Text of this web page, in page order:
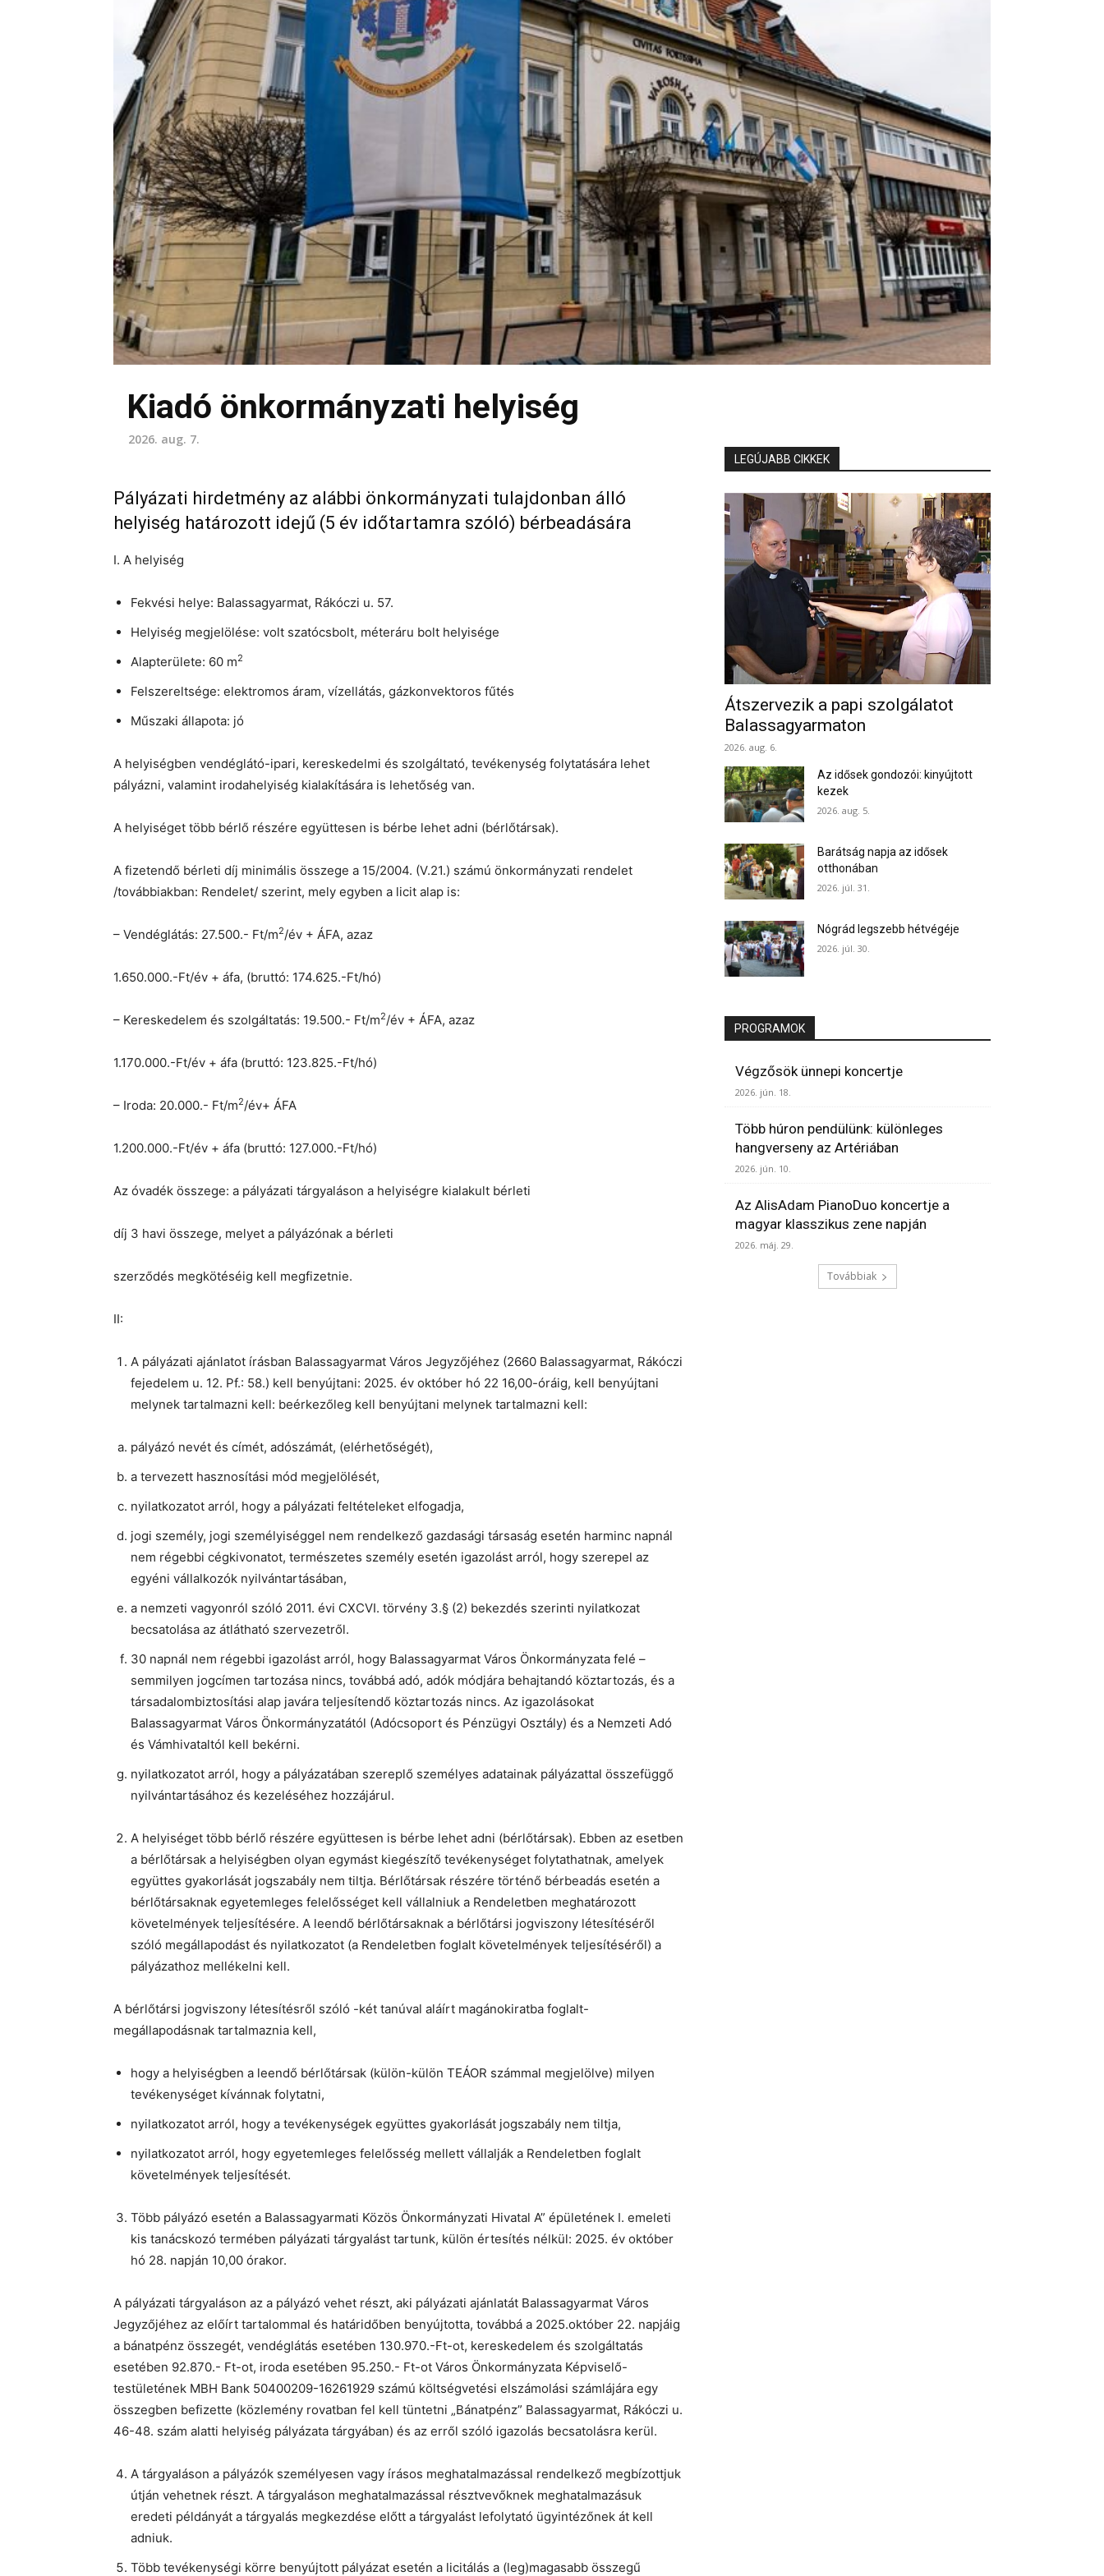
Kiadó önkormányzati helyiség
2026. aug. 7.
Pályázati hirdetmény az alábbi önkormányzati tulajdonban álló
helyiség határozott idejű (5 év időtartamra szóló) bérbeadására
I. A helyiség
Fekvési helye: Balassagyarmat, Rákóczi u. 57.
Helyiség megjelölése: volt szatócsbolt, méteráru bolt helyisége
Alapterülete: 60 m2
Felszereltsége: elektromos áram, vízellátás, gázkonvektoros fűtés
Műszaki állapota: jó
A helyiségben vendéglátó-ipari, kereskedelmi és szolgáltató, tevékenység folytatására lehet
pályázni, valamint irodahelyiség kialakítására is lehetőség van.
A helyiséget több bérlő részére együttesen is bérbe lehet adni (bérlőtársak).
A fizetendő bérleti díj minimális összege a 15/2004. (V.21.) számú önkormányzati rendelet
/továbbiakban: Rendelet/ szerint, mely egyben a licit alap is:
– Vendéglátás: 27.500.- Ft/m2/év + ÁFA, azaz
1.650.000.-Ft/év + áfa, (bruttó: 174.625.-Ft/hó)
– Kereskedelem és szolgáltatás: 19.500.- Ft/m2/év + ÁFA, azaz
1.170.000.-Ft/év + áfa (bruttó: 123.825.-Ft/hó)
– Iroda: 20.000.- Ft/m2/év+ ÁFA
1.200.000.-Ft/év + áfa (bruttó: 127.000.-Ft/hó)
Az óvadék összege: a pályázati tárgyaláson a helyiségre kialakult bérleti
díj 3 havi összege, melyet a pályázónak a bérleti
szerződés megkötéséig kell megfizetnie.
II:
A pályázati ajánlatot írásban Balassagyarmat Város Jegyzőjéhez (2660 Balassagyarmat, Rákóczi
fejedelem u. 12. Pf.: 58.) kell benyújtani: 2025. év október hó 22 16,00-óráig, kell benyújtani
melynek tartalmazni kell: beérkezőleg kell benyújtani melynek tartalmazni kell:
pályázó nevét és címét, adószámát, (elérhetőségét),
a tervezett hasznosítási mód megjelölését,
nyilatkozatot arról, hogy a pályázati feltételeket elfogadja,
jogi személy, jogi személyiséggel nem rendelkező gazdasági társaság esetén harminc napnál
nem régebbi cégkivonatot, természetes személy esetén igazolást arról, hogy szerepel az
egyéni vállalkozók nyilvántartásában,
a nemzeti vagyonról szóló 2011. évi CXCVI. törvény 3.§ (2) bekezdés szerinti nyilatkozat
becsatolása az átlátható szervezetről.
30 napnál nem régebbi igazolást arról, hogy Balassagyarmat Város Önkormányzata felé –
semmilyen jogcímen tartozása nincs, továbbá adó, adók módjára behajtandó köztartozás, és a
társadalombiztosítási alap javára teljesítendő köztartozás nincs. Az igazolásokat
Balassagyarmat Város Önkormányzatától (Adócsoport és Pénzügyi Osztály) és a Nemzeti Adó
és Vámhivataltól kell bekérni.
nyilatkozatot arról, hogy a pályázatában szereplő személyes adatainak pályázattal összefüggő
nyilvántartásához és kezeléséhez hozzájárul.
A helyiséget több bérlő részére együttesen is bérbe lehet adni (bérlőtársak). Ebben az esetben
a bérlőtársak a helyiségben olyan egymást kiegészítő tevékenységet folytathatnak, amelyek
együttes gyakorlását jogszabály nem tiltja. Bérlőtársak részére történő bérbeadás esetén a
bérlőtársaknak egyetemleges felelősséget kell vállalniuk a Rendeletben meghatározott
követelmények teljesítésére. A leendő bérlőtársaknak a bérlőtársi jogviszony létesítéséről
szóló megállapodást és nyilatkozatot (a Rendeletben foglalt követelmények teljesítéséről) a
pályázathoz mellékelni kell.
A bérlőtársi jogviszony létesítésről szóló -két tanúval aláírt magánokiratba foglalt-
megállapodásnak tartalmaznia kell,
hogy a helyiségben a leendő bérlőtársak (külön-külön TEÁOR számmal megjelölve) milyen
tevékenységet kívánnak folytatni,
nyilatkozatot arról, hogy a tevékenységek együttes gyakorlását jogszabály nem tiltja,
nyilatkozatot arról, hogy egyetemleges felelősség mellett vállalják a Rendeletben foglalt
követelmények teljesítését.
Több pályázó esetén a Balassagyarmati Közös Önkormányzati Hivatal A” épületének I. emeleti
kis tanácskozó termében pályázati tárgyalást tartunk, külön értesítés nélkül: 2025. év október
hó 28. napján 10,00 órakor.
A pályázati tárgyaláson az a pályázó vehet részt, aki pályázati ajánlatát Balassagyarmat Város
Jegyzőjéhez az előírt tartalommal és határidőben benyújtotta, továbbá a 2025.október 22. napjáig
a bánatpénz összegét, vendéglátás esetében 130.970.-Ft-ot, kereskedelem és szolgáltatás
esetében 92.870.- Ft-ot, iroda esetében 95.250.- Ft-ot Város Önkormányzata Képviselő-
testületének MBH Bank 50400209-16261929 számú költségvetési elszámolási számlájára egy
összegben befizette (közlemény rovatban fel kell tüntetni „Bánatpénz” Balassagyarmat, Rákóczi u.
46-48. szám alatti helyiség pályázata tárgyában) és az erről szóló igazolás becsatolásra kerül.
A tárgyaláson a pályázók személyesen vagy írásos meghatalmazással rendelkező megbízottjuk
útján vehetnek részt. A tárgyaláson meghatalmazással résztvevőknek meghatalmazásuk
eredeti példányát a tárgyalás megkezdése előtt a tárgyalást lefolytató ügyintézőnek át kell
adniuk.
Több tevékenységi körre benyújtott pályázat esetén a licitálás a (leg)magasabb összegű
LEGÚJABB CIKKEK
Átszervezik a papi szolgálatot
Balassagyarmaton
2026. aug. 6.
Az idősek gondozói: kinyújtott
kezek
2026. aug. 5.
Barátság napja az idősek
otthonában
2026. júl. 31.
Nógrád legszebb hétvégéje
2026. júl. 30.
PROGRAMOK
Végzősök ünnepi koncertje
2026. jún. 18.
Több húron pendülünk: különleges
hangverseny az Artériában
2026. jún. 10.
Az AlisAdam PianoDuo koncertje a
magyar klasszikus zene napján
2026. máj. 29.
Továbbiak